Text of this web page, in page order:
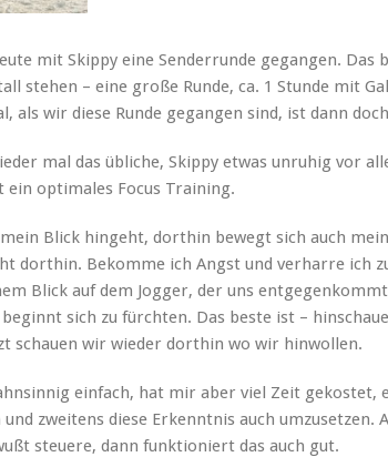
mit Skippy eine Senderrunde gegangen. Das
stehen – eine große Runde, ca. 1 Stunde mit
als wir diese Runde gegangen sind, ist dann
mal das übliche, Skippy etwas unruhig vor
ein optimales Focus Training.
Blick hingeht, dorthin bewegt sich auch
dorthin. Bekomme ich Angst und verharre ich
Blick auf dem Jogger, der uns
sich zu fürchten. Das beste ist –
schauen wir wieder dorthin wo wir hinwollen.
einfach, hat mir aber viel Zeit gekostet,
zweitens diese Erkenntnis auch umzusetzen.
steuere, dann funktioniert das auch gut.